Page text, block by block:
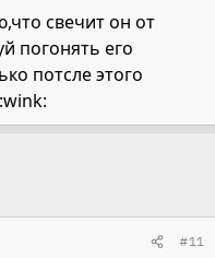
свечит он от
погонять его
потсле этого
#11